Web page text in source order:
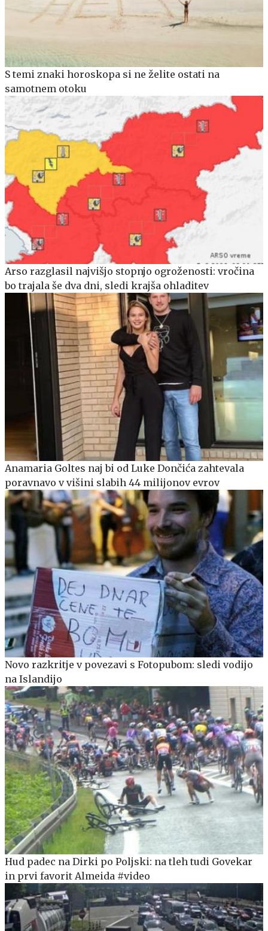
S temi znaki horoskopa si ne želite ostati na
samotnem otoku
Arso razglasil najvišjo stopnjo ogroženosti: vročina
bo trajala še dva dni, sledi krajša ohladitev
Anamaria Goltes naj bi od Luke Dončića zahtevala
poravnavo v višini slabih 44 milijonov evrov
Novo razkritje v povezavi s Fotopubom: sledi vodijo
na Islandijo
Hud padec na Dirki po Poljski: na tleh tudi Govekar
in prvi favorit Almeida #video